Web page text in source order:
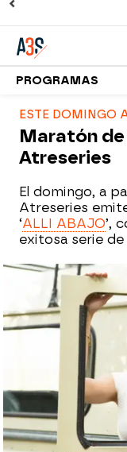
PROGRAMAS
ESTE DOMINGO
Maratón de
Atreseries
El domingo, a
Atreseries
‘ALLI ABAJO’,
exitosa serie
atreseries
Madrid
Publicado: 07